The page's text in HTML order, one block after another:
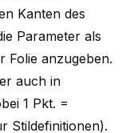
Kanten des
Parameter als
Folie anzugeben.
auch in
1 Pkt. =
Stildefinitionen).